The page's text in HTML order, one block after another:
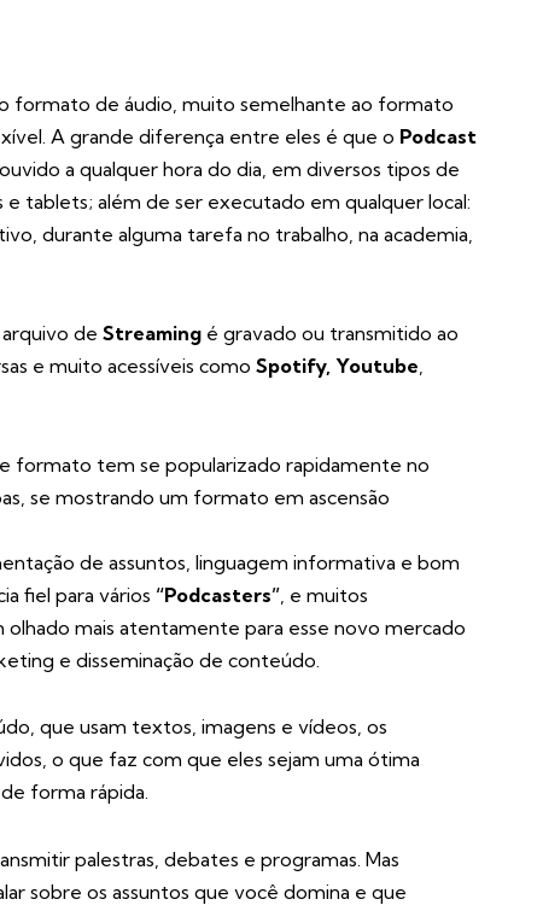
formato de áudio, muito semelhante ao formato
A grande diferença entre eles é que o Podcast
a qualquer hora do dia, em diversos tipos de
tablets; além de ser executado em qualquer local:
durante alguma tarefa no trabalho, na academia,
de Streaming é gravado ou transmitido ao
e muito acessíveis como Spotify, Youtube
formato tem se popularizado rapidamente no
se mostrando um formato em ascensão
de assuntos, linguagem informativa e bom
fiel para vários “Podcasters”, e muitos
mais atentamente para esse novo mercado
e disseminação de conteúdo.
que usam textos, imagens e vídeos, os
o que faz com que eles sejam uma ótima
forma rápida.
palestras, debates e programas. Mas
sobre os assuntos que você domina e que